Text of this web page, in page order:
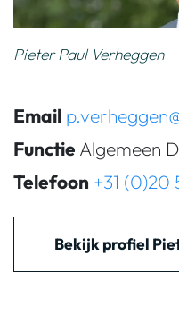
Pieter Paul Verheggen
Email
Functie Algemeen
Telefoon +31 (0)20
Bekijk profiel